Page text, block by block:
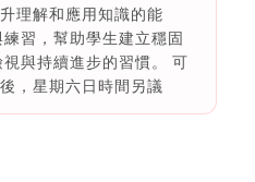
理解和應用知識的能
習，幫助學生建立穩固
與持續進步的習慣。 可
，星期六日時間另議